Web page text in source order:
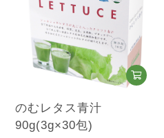
のむレタス青汁
90g(3g×30包)